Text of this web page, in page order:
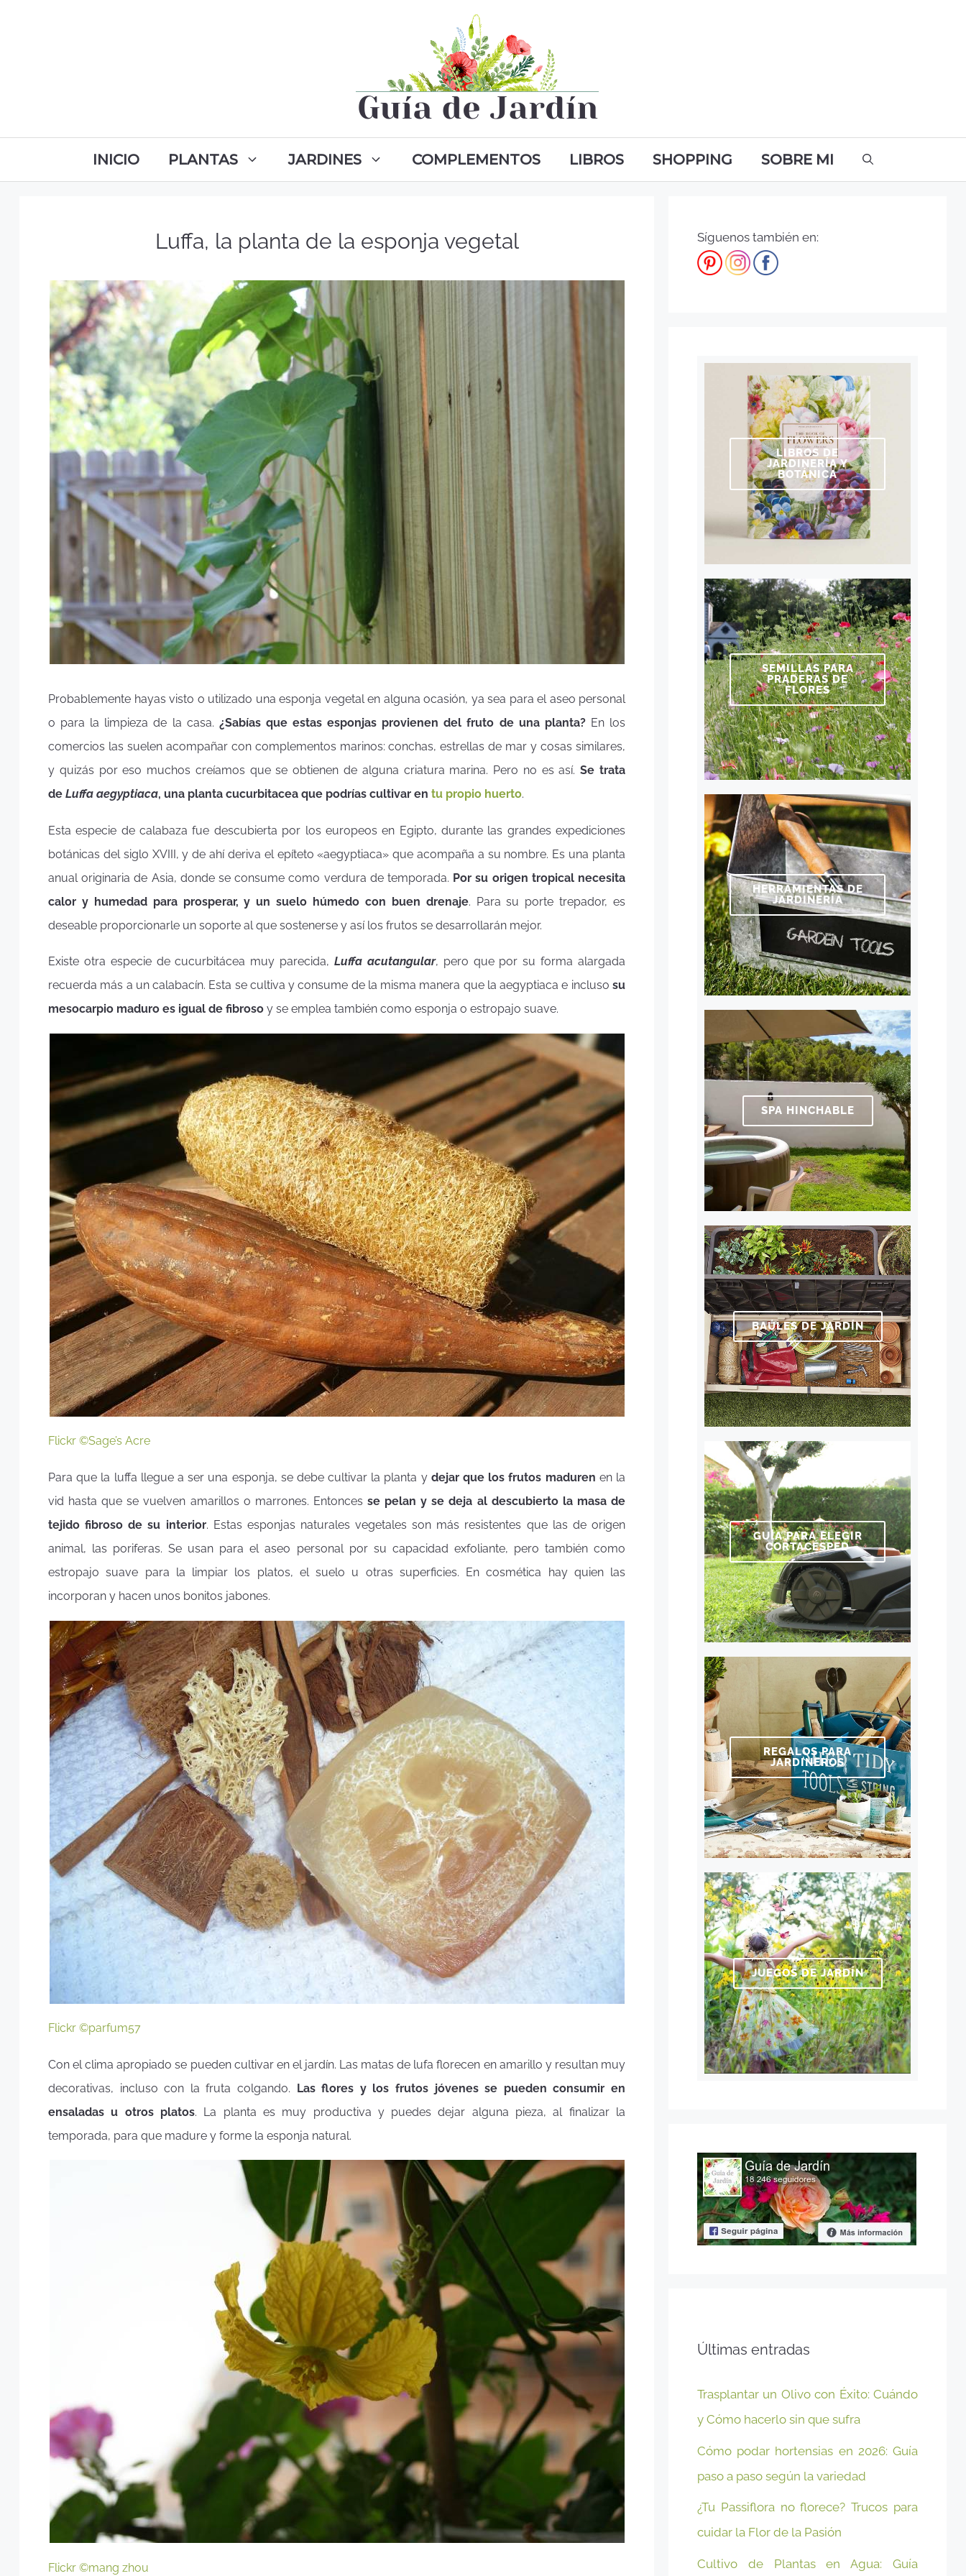
INICIO PLANTAS JARDINES COMPLEMENTOS LIBROS SHOPPING SOBRE MI
Luffa, la planta de la esponja vegetal
Probablemente hayas visto o utilizado una esponja vegetal en alguna ocasión, ya sea para el aseo personal
o para la limpieza de la casa. ¿Sabías que estas esponjas provienen del fruto de una planta?En los
comercios las suelen acompañar con complementos marinos: conchas, estrellas de mar y cosas similares,
y quizás por eso muchos creíamos que se obtienen de alguna criatura marina. Pero no es así.Se trata
de Luffa aegyptiaca, una planta cucurbitacea que podrías cultivar en tu propio huerto.
Esta especie de calabaza fue descubierta por los europeos en Egipto, durante las grandes expediciones
botánicas del siglo XVIII, y de ahí deriva el epíteto «aegyptiaca» que acompaña a su nombre. Es una planta
anual originaria de Asia, donde se consume como verdura de temporada. Por su origen tropical necesita
calor y humedad para prosperar, y un suelo húmedo con buen drenaje. Para su porte trepador, es
deseable proporcionarle un soporte al que sostenerse y así los frutos se desarrollarán mejor.
Existe otra especie de cucurbitácea muy parecida, Luffa acutangular, pero que por su forma alargada
recuerda más a un calabacín. Esta se cultiva y consume de la misma manera que la aegyptiaca e incluso su
mesocarpio maduro es igual de fibroso y se emplea también como esponja o estropajo suave.
Flickr ©Sage’s Acre
Para que la luffa llegue a ser una esponja, se debe cultivar la planta y dejar que los frutos maduren en la
vid hasta que se vuelven amarillos o marrones. Entonces se pelan y se deja al descubierto la masa de
tejido fibroso de su interior. Estas esponjas naturales vegetales son más resistentes que las de origen
animal, las poriferas. Se usan para el aseo personal por su capacidad exfoliante, pero también como
estropajo suave para la limpiar los platos, el suelo u otras superficies. En cosmética hay quien las
incorporan y hacen unos bonitos jabones.
Flickr ©parfum57
Con el clima apropiado se pueden cultivar en el jardín. Las matas de lufa florecen en amarillo y resultan muy
decorativas, incluso con la fruta colgando. Las flores y los frutos jóvenes se pueden consumir en
ensaladas u otros platos. La planta es muy productiva y puedes dejar alguna pieza, al finalizar la
temporada, para que madure y forme la esponja natural.
Flickr ©mang zhou
Síguenos también en:
LIBROS DE
JARDINERÍA Y
BOTÁNICA
SEMILLAS PARA
PRADERAS DE
FLORES
HERRAMIENTAS DE
JARDINERÍA
SPA HINCHABLE
BAÚLES DE JARDÍN
GUÍA PARA ELEGIR
CORTACÉSPED
REGALOS PARA
JARDINEROS
JUEGOS DE JARDÍN
Últimas entradas
Trasplantar un Olivo con Éxito: Cuándo
y Cómo hacerlo sin que sufra
Cómo podar hortensias en 2026: Guía
paso a paso según la variedad
¿Tu Passiflora no florece? Trucos para
cuidar la Flor de la Pasión
Cultivo de Plantas en Agua: Guía